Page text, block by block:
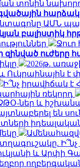
տոնին
ԱՄՆ
բալիստիկ
Ջուր
զինված ուժերը
2026թ.
Ուկրաինային է
Ի՞նչ իրավիճակ
ռեկորդ
ներ և
են
Ի՞նչ
և Արփի